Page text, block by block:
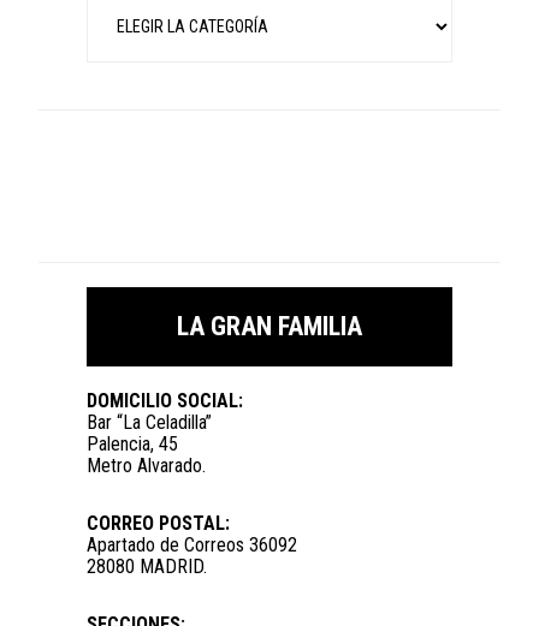
LA GRAN FAMILIA
DOMICILIO SOCIAL:
Bar “La Celadilla”
Palencia, 45
Metro Alvarado.
CORREO POSTAL:
Apartado de Correos 36092
28080 MADRID.